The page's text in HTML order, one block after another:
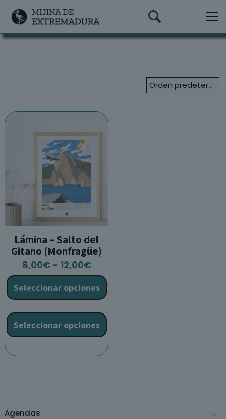
Agendas
Lámina – Salto del
Gitano (Monfragüe)
8,00€ - 12,00€Rango
de
precios:
desde
8,00€
hasta
12,00€
Seleccionar opciones
Seleccionar opciones
producto
tiene
múltiples